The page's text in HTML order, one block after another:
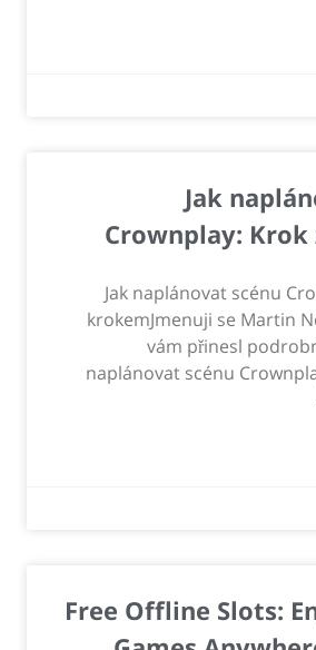
Jak
Crownplay:
Jak naplánovat scénu
krokemJmenuji se Martin
vám přinesl
naplánovat scénu
Free Offline Slots: